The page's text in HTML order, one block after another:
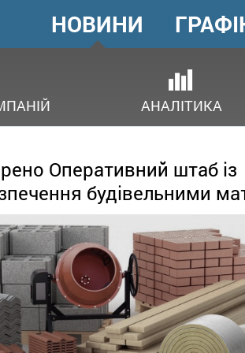
ГОЛОВНЕ
МЕНЮ
НОВИНИ
АНАЛІТИКА
Оперативний штаб із
будівельними